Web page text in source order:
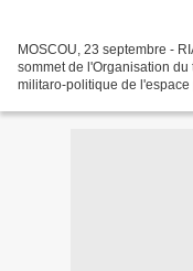
MOSCOU, 23 septembre -
sommet de l'Organisation
militaro-politique de